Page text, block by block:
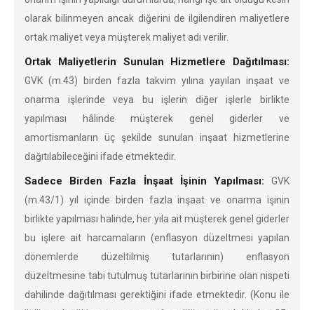
olarak bilinmeyen ancak diğerini de ilgilendiren maliyetlere
ortak maliyet veya müşterek maliyet adı verilir.
Ortak Maliyetlerin Sunulan Hizmetlere Dağıtılması:
GVK (m.43) birden fazla takvim yılına yayılan inşaat ve
onarma işlerinde veya bu işlerin diğer işlerle birlikte
yapılması hâlinde müşterek genel giderler ve
amortismanların üç şekilde sunulan inşaat hizmetlerine
dağıtılabileceğini ifade etmektedir.
Sadece Birden Fazla İnşaat İşinin Yapılması: GVK
(m.43/1) yıl içinde birden fazla inşaat ve onarma işinin
birlikte yapılması halinde, her yıla ait müşterek genel giderler
bu işlere ait harcamaların (enflasyon düzeltmesi yapılan
dönemlerde düzeltilmiş tutarlarının) enflasyon
düzeltmesine tabi tutulmuş tutarlarının birbirine olan nispeti
dahilinde dağıtılması gerektiğini ifade etmektedir. (Konu ile